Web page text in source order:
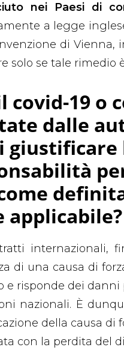
nei Paesi di
a legge
di Vienna,
solo se tale rimedio
covid-19 o
dalle
giustificare
applicabile?
internazionali,
di una causa di
e risponde dei
nazionali. È
della causa di
con la perdita del